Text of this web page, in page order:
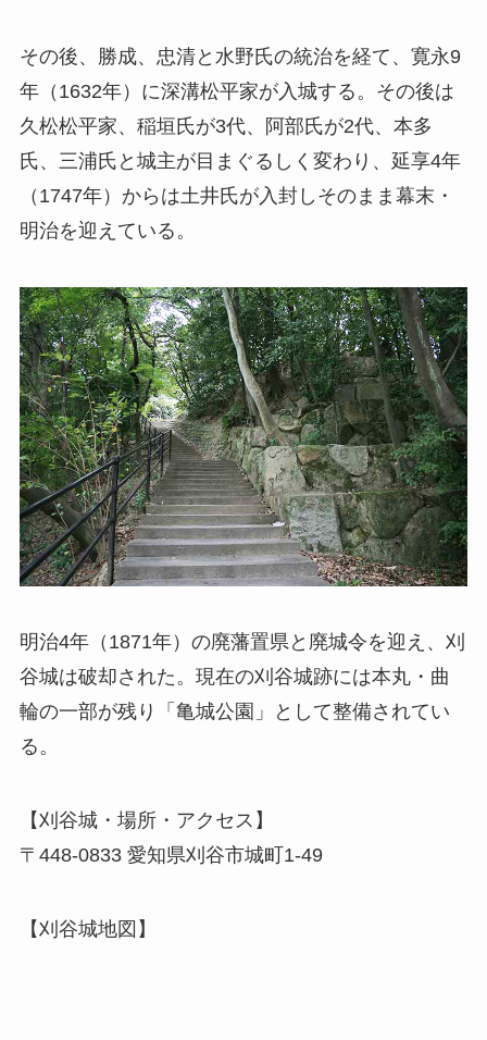
その後、勝成、忠清と水野氏の統治を経て、寛永9
年（1632年）に深溝松平家が入城する。その後は
久松松平家、稲垣氏が3代、阿部氏が2代、本多
氏、三浦氏と城主が目まぐるしく変わり、延享4年
（1747年）からは土井氏が入封しそのまま幕末・
明治を迎えている。
明治4年（1871年）の廃藩置県と廃城令を迎え、刈
谷城は破却された。現在の刈谷城跡には本丸・曲
輪の一部が残り「亀城公園」として整備されてい
る。
【刈谷城・場所・アクセス】
〒448-0833 愛知県刈谷市城町1-49
【刈谷城地図】